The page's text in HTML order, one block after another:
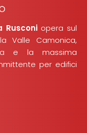
Rusconiopera sul
Valle Camonica,
e la massima
per edifici